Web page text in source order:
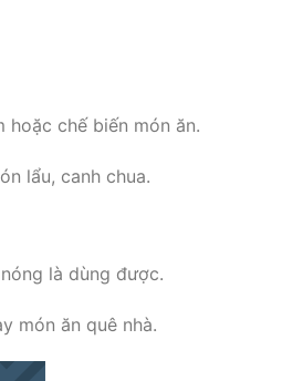
chế biến món ăn.
lẩu, canh chua.
là dùng được.
món ăn quê nhà.